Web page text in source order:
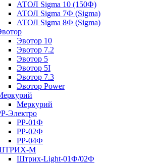
АТОЛ Sigma 10 (150Ф)
АТОЛ Sigma 7Ф (Sigma)
АТОЛ Sigma 8Ф (Sigma)
Эвотор 10
Эвотор 7.2
Эвотор 5
Эвотор 5I
Эвотор 7.3
Эвотор Power
Меркурий
Электро
РР-01Ф
РР-02Ф
РР-04Ф
М
Штрих-Light-01Ф/02Ф